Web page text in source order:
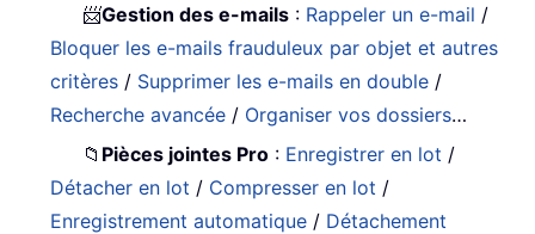
📨Gestion des e-mails : Rappeler un e-mail /
Bloquer les e-mails frauduleux par objet et autres
critères / Supprimer les e-mails en double /
Recherche avancée / Organiser vos dossiers…
📁 Pièces jointes Pro : Enregistrer en lot /
Détacher en lot / Compresser en lot /
Enregistrement automatique / Détachement